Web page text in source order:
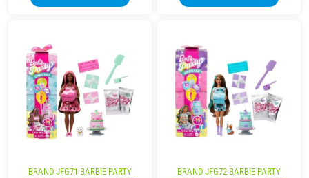
BRAND JFG71 BARBIE PARTY
BRAND JFG72 BARBIE PARTY